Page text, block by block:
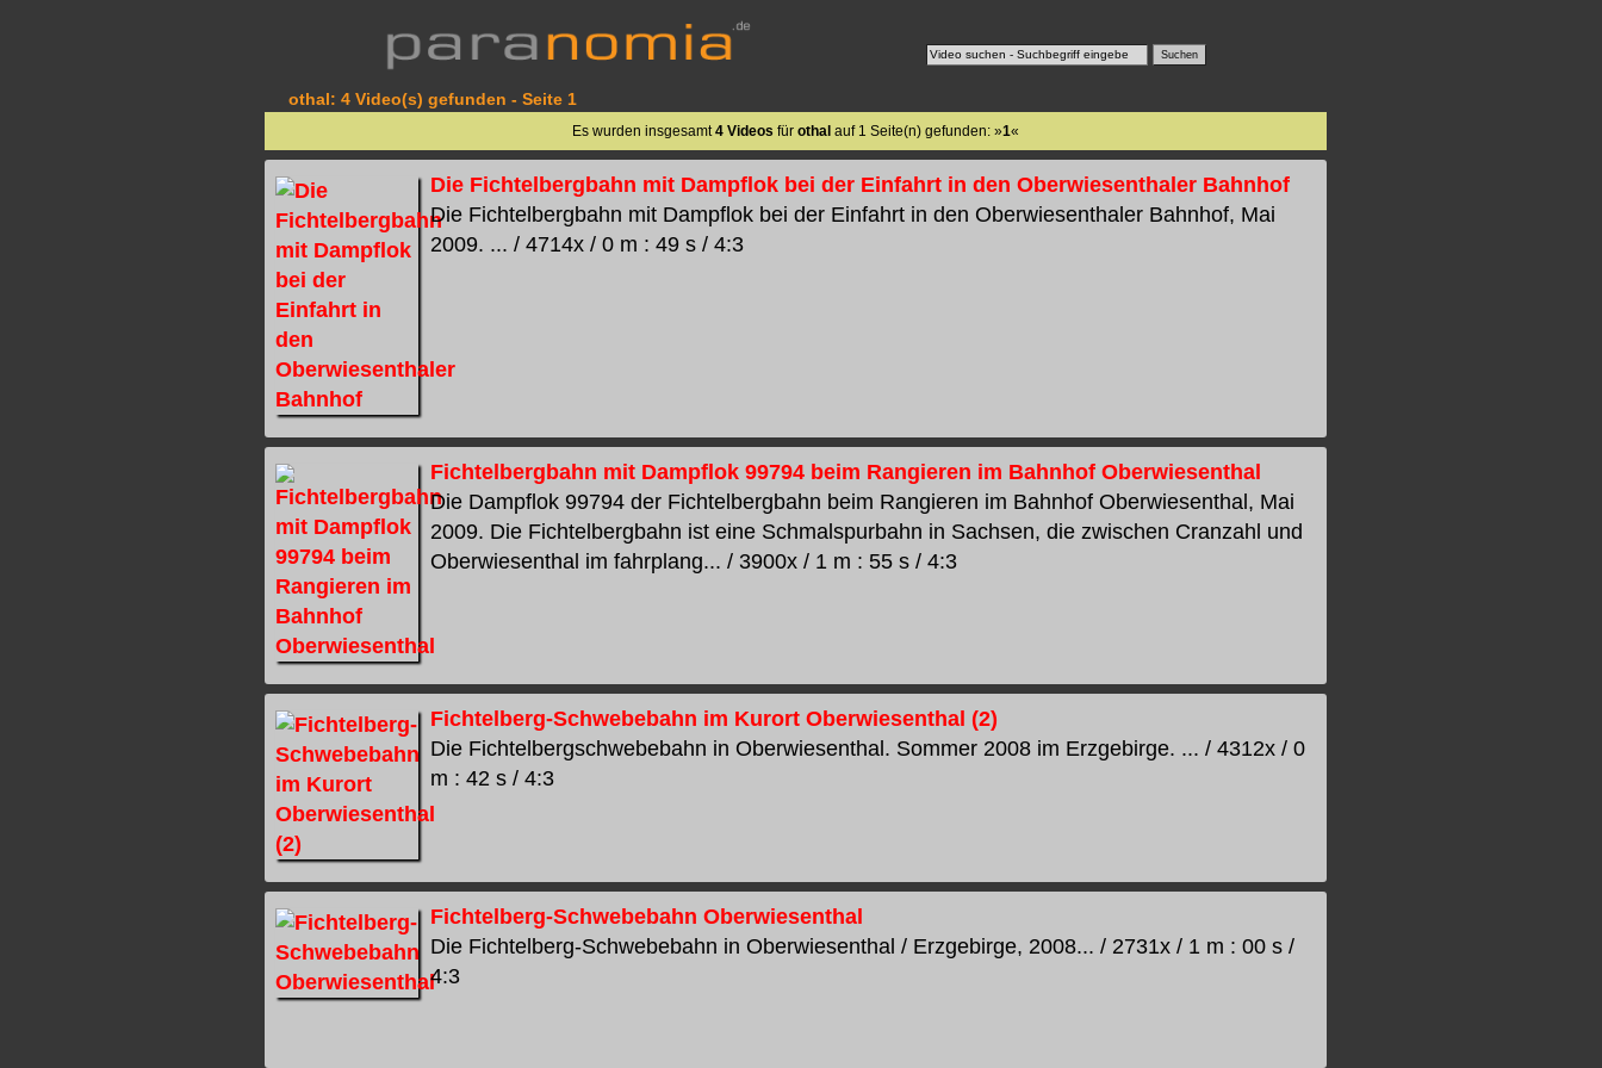
othal: 4 Video(s) gefunden - Seite 1
Es wurden insgesamt4 Videos für othal auf 1 Seite(n) gefunden: »1«
Die Fichtelbergbahn mit Dampflok bei der Einfahrt in den Oberwiesenthaler Bahnhof
Die Fichtelbergbahn mit Dampflok bei der Einfahrt in den Oberwiesenthaler Bahnhof, Mai
2009. ... / 4714x / 0 m : 49 s / 4:3
Fichtelbergbahn mit Dampflok 99794 beim Rangieren im Bahnhof Oberwiesenthal
Die Dampflok 99794 der Fichtelbergbahn beim Rangieren im Bahnhof Oberwiesenthal, Mai
2009. Die Fichtelbergbahn ist eine Schmalspurbahn in Sachsen, die zwischen Cranzahl und
Oberwiesenthal im fahrplang... / 3900x / 1 m : 55 s / 4:3
Fichtelberg-Schwebebahn im Kurort Oberwiesenthal (2)
Die Fichtelbergschwebebahn in Oberwiesenthal. Sommer 2008 im Erzgebirge. ... / 4312x / 0
m : 42 s / 4:3
Fichtelberg-Schwebebahn Oberwiesenthal
Die Fichtelberg-Schwebebahn in Oberwiesenthal / Erzgebirge, 2008... / 2731x / 1 m : 00 s /
4:3